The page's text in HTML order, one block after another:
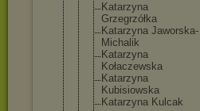
Katarzyna
Grzegrzółka
Katarzyna Jaworska-
Michalik
Katarzyna
Kołaczewska
Katarzyna
Kubisiowska
Katarzyna Kulcak